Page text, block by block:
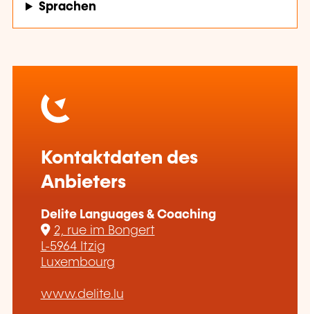
Sprachen
Kontaktdaten des
Anbieters
Delite Languages & Coaching
2, rue im Bongert
L-5964 Itzig
Luxembourg
www.delite.lu